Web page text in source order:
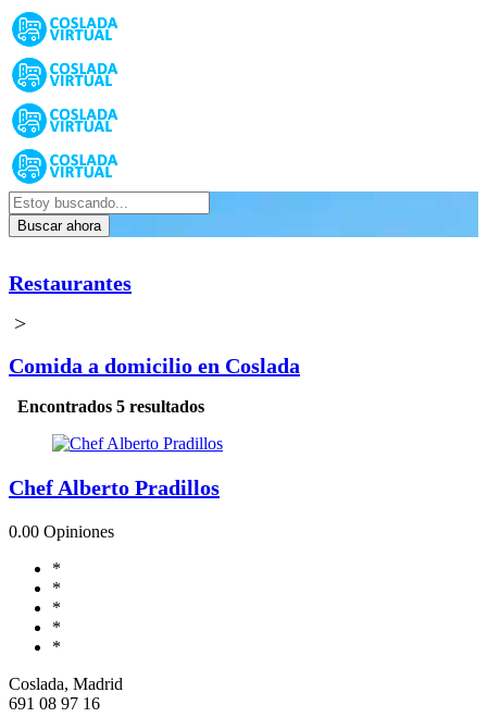
Buscar ahora
Restaurantes
>
Comida a domicilio en Coslada
Encontrados 5 resultados
Chef Alberto Pradillos
0.00 Opiniones
*
*
*
*
*
Coslada, Madrid
691 08 97 16